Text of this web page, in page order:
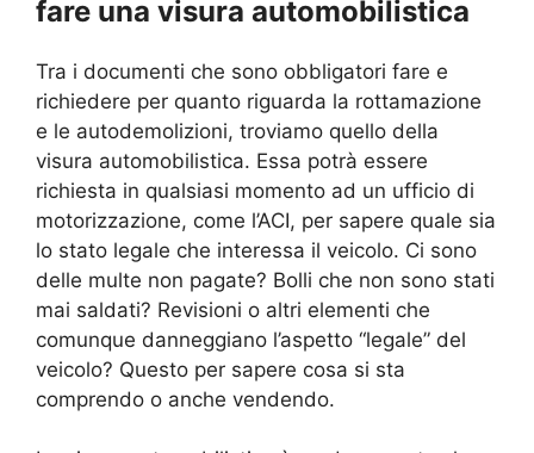
fare una visura automobilistica
Tra i documenti che sono obbligatori fare e
richiedere per quanto riguarda la rottamazione
e le autodemolizioni, troviamo quello della
visura automobilistica. Essa potrà essere
richiesta in qualsiasi momento ad un ufficio di
motorizzazione, come l’ACI, per sapere quale sia
lo stato legale che interessa il veicolo. Ci sono
delle multe non pagate? Bolli che non sono stati
mai saldati? Revisioni o altri elementi che
comunque danneggiano l’aspetto “legale” del
veicolo? Questo per sapere cosa si sta
comprendo o anche vendendo.